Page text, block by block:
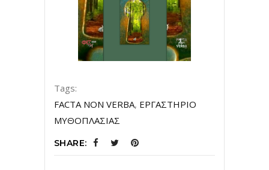
Tags:
FACTA NON VERBA, ΕΡΓΑΣΤΗΡΙΟ
ΜΥΘΟΠΛΑΣΙΑΣ
SHARE: